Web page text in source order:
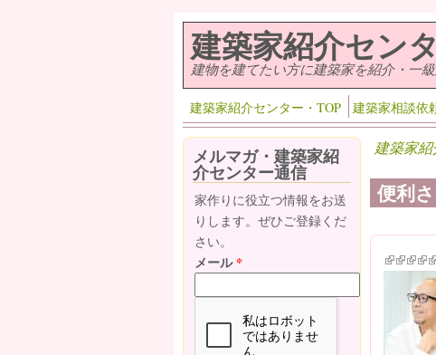
建築家紹介セン
建物を建てたい方に建築家を紹介・一
建築家紹介センター・TOP 建築家相談依
建築家
便利
(link is
(link is
(link
メルマガ・建築家紹
介センター通信
家作りに役立つ情報をお送
りします。ぜひご登録くだ
さい。
メール*